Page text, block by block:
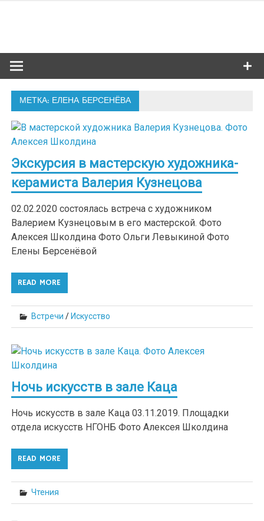
МЕТКА: ЕЛЕНА БЕРСЕНЁВА
Экскурсия в мастерскую художника-
керамиста Валерия Кузнецова
02.02.2020 состоялась встреча с художником
Валерием Кузнецовым в его мастерской. Фото
Алексея Школдина Фото Ольги Левыкиной Фото
Елены Берсенёвой
READ MORE
Встречи /Искусство
Ночь искусств в зале Каца
Ночь искусств в зале Каца 03.11.2019. Площадки
отдела искусств НГОНБ Фото Алексея Школдина
READ MORE
Чтения